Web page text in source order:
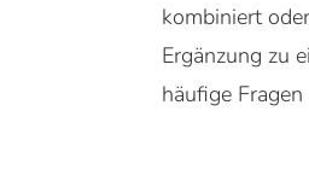
kombiniert
Ergänzung zu
häufige